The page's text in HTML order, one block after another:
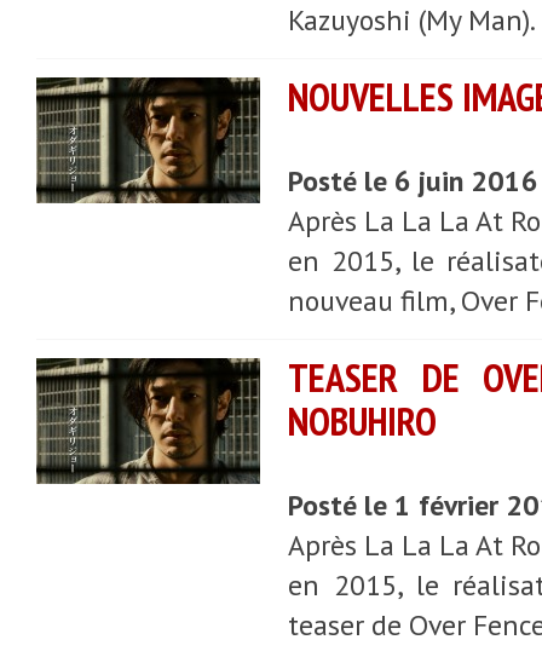
Kazuyoshi (My Man).
NOUVELLES
Posté le 6 juin
Après La La La At
en 2015, le
nouveau film, Over
TEASER DE
NOBUHIRO
Posté le 1 février
Après La La La At
en 2015, le
teaser de Over